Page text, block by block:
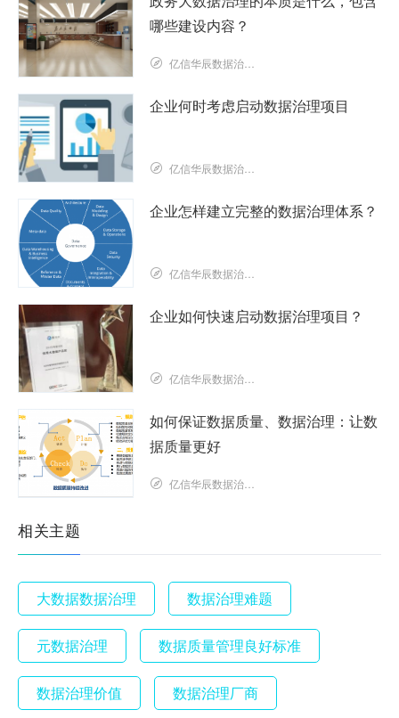
哪些建设内容？
亿信华辰数据治理研究院
企业何时考虑启动数据治理项目
亿信华辰数据治理研究院
企业怎样建立完整的数据治理体系？
亿信华辰数据治理研究院
企业如何快速启动数据治理项目？
亿信华辰数据治理研究院
如何保证数据质量、数据治理：让数
据质量更好
亿信华辰数据治理研究院
相关主题
大数据数据治理 数据治理难题
元数据治理 数据质量管理良好标准
数据治理价值 数据治理厂商